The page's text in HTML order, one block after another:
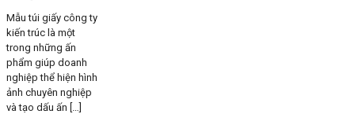
Mẫu túi giấy công ty
kiến trúc là một
trong những ấn
phẩm giúp doanh
nghiệp thể hiện hình
ảnh chuyên nghiệp
và tạo dấu ấn […]